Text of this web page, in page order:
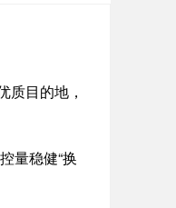
质目的地，
量稳健“换